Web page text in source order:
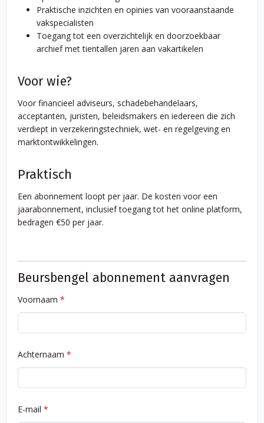
Praktische inzichten en opinies van vooraanstaande
vakspecialisten
Toegang tot een overzichtelijk en doorzoekbaar
archief met tientallen jaren aan vakartikelen
Voor wie?
Voor financieel adviseurs, schadebehandelaars,
acceptanten, juristen, beleidsmakers en iedereen die zich
verdiept in verzekeringstechniek, wet- en regelgeving en
marktontwikkelingen.
Praktisch
Een abonnement loopt per jaar. De kosten voor een
jaarabonnement, inclusief toegang tot het online platform,
bedragen €50 per jaar.
Beursbengel abonnement aanvragen
Voornaam *
Achternaam *
E-mail *